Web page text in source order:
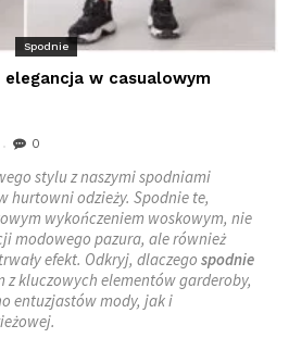
Spodnie
w casualowym
0
stylu z naszymi spodniami
hurtowni odzieży. Spodnie te,
wykończeniem woskowym, nie
modowego pazura, ale również
efekt. Odkryj, dlaczego spodnie
z kluczowych elementów garderoby,
entuzjastów mody, jak i